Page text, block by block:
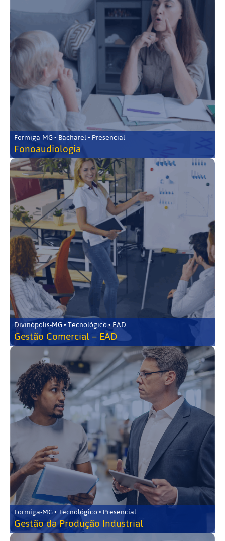
Formiga-MG • Bacharel • Presencial
Fonoaudiologia
Divinópolis-MG • Tecnológico • EAD
Gestão Comercial – EAD
Formiga-MG • Tecnológico • Presencial
Gestão da Produção Industrial